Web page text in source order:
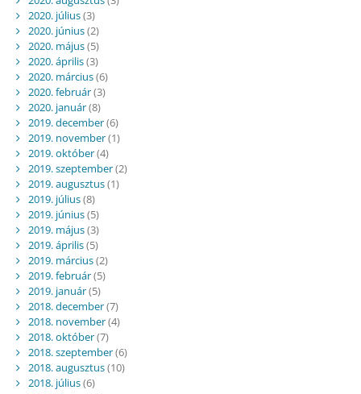
2020. július(3)
2020. június(2)
2020. május(5)
2020. április(3)
2020. március(6)
2020. február(3)
2020. január(8)
2019. december(6)
2019. november(1)
2019. október(4)
2019. szeptember(2)
2019. augusztus(1)
2019. július(8)
2019. június(5)
2019. május(3)
2019. április(5)
2019. március(2)
2019. február(5)
2019. január(5)
2018. december(7)
2018. november(4)
2018. október(7)
2018. szeptember(6)
2018. augusztus(10)
2018. július(6)